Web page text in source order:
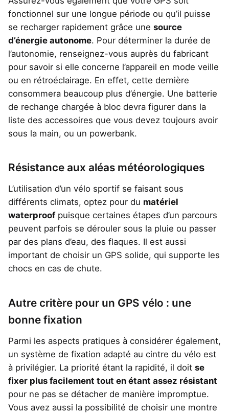
fonctionnel sur une longue période ou qu’il puisse
se recharger rapidement grâce une source
d’énergie autonome. Pour déterminer la durée de
l’autonomie, renseignez-vous auprès du fabricant
pour savoir si elle concerne l’appareil en mode veille
ou en rétroéclairage. En effet, cette dernière
consommera beaucoup plus d’énergie. Une batterie
de rechange chargée à bloc devra figurer dans la
liste des accessoires que vous devez toujours avoir
sous la main, ou un powerbank.
Résistance aux aléas météorologiques
L’utilisation d’un vélo sportif se faisant sous
différents climats, optez pour du matériel
waterproofpuisque certaines étapes d’un parcours
peuvent parfois se dérouler sous la pluie ou passer
par des plans d’eau, des flaques. Il est aussi
important de choisir un GPS solide, qui supporte les
chocs en cas de chute.
Autre critère pour un GPS vélo : une
bonne fixation
Parmi les aspects pratiques à considérer également,
un système de fixation adapté au cintre du vélo est
à privilégier. La priorité étant la rapidité, il doit se
fixer plus facilement tout en étant assez résistant
pour ne pas se détacher de manière impromptue.
Vous avez aussi la possibilité de choisir une montre